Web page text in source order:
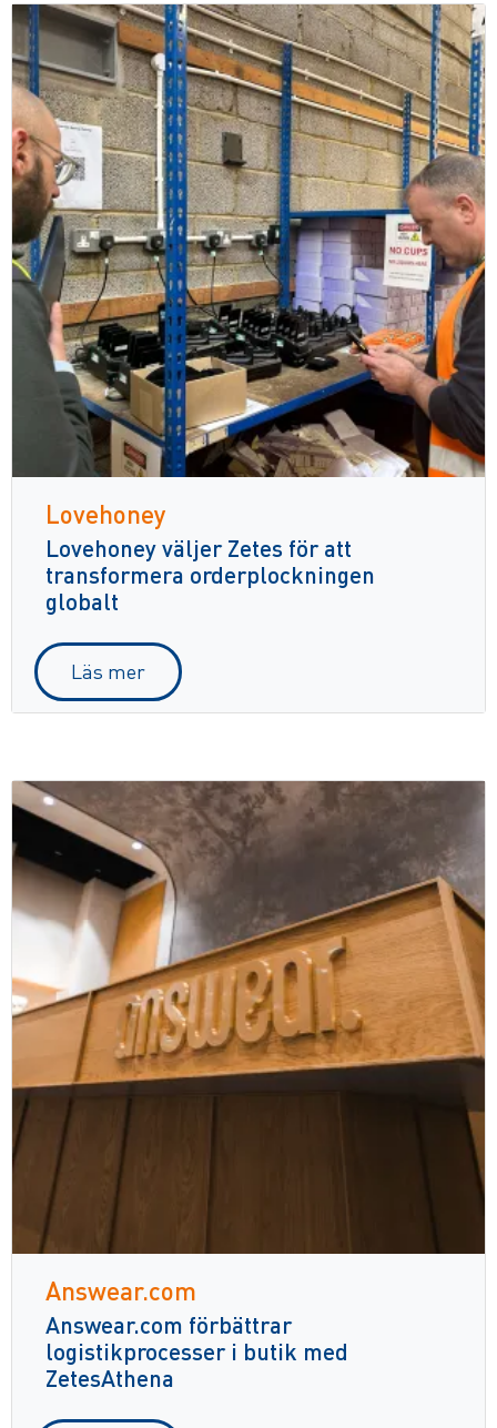
Lovehoney
Lovehoney väljer Zetes för att
transformera orderplockningen
globalt
Läs mer
Answear.com
Answear.com förbättrar
logistikprocesser i butik med
ZetesAthena